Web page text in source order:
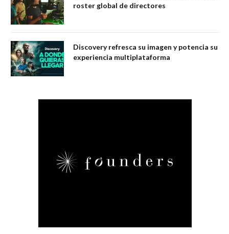
roster global de directores
Discovery refresca su imagen y potencia su
experiencia multiplataforma